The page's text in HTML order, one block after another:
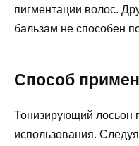
пигментации волос.
бальзам не способен
Способ
Тонизирующий лосьон
использования.